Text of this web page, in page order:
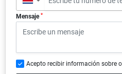
Mensaje *
Acepto recibir información sobre